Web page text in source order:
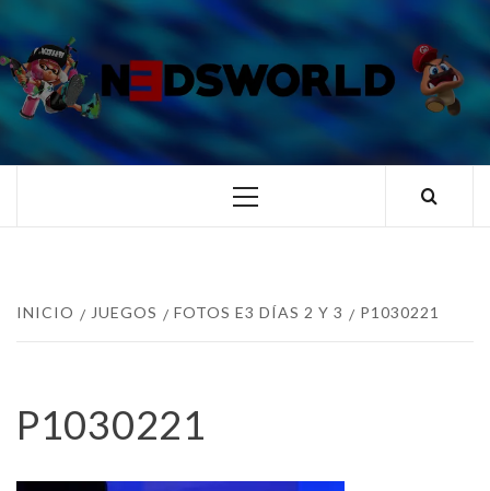
al
contenido
TUS ESPECIALISTAS EN NINTENDO
Menú
INICIO JUEGOS FOTOS E3 DÍAS 2 Y 3 P1030221
P1030221